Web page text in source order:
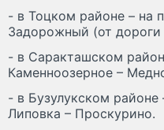
- в Тоцком районе – на
Задорожный (от дороги
- в Саракташском
Каменноозерное –
- в Бузулукском районе
Липовка – Проскурино.